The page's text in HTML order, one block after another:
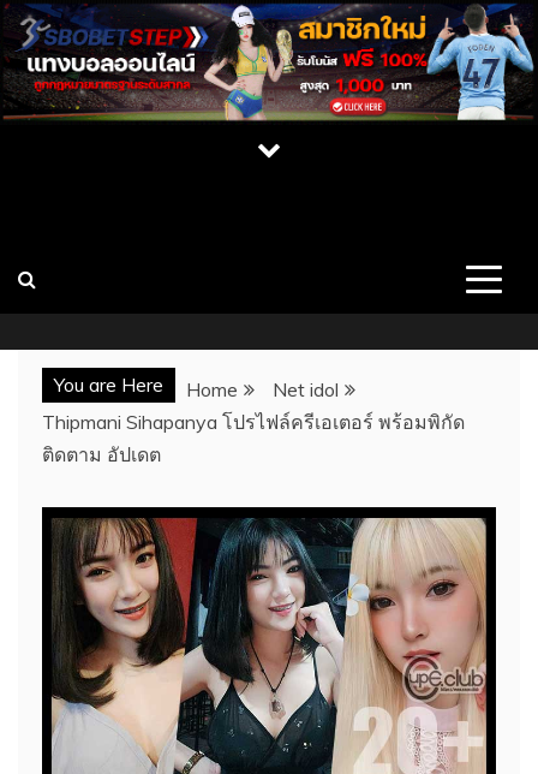
You are Here Home
Net idol
Thipmani Sihapanya โปรไฟล์ครีเอเตอร์ พร้อมพิกัด
ติดตาม อัปเดต